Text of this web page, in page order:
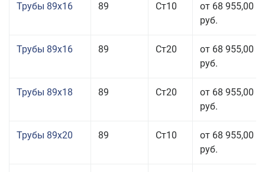
Трубы 89x16 89 Ст10
от 68 955,00
руб.
Трубы 89x16 89 Ст20
от 68 955,00
руб.
Трубы 89x18 89 Ст20
от 68 955,00
руб.
Трубы 89x20 89 Ст10
от 68 955,00
руб.